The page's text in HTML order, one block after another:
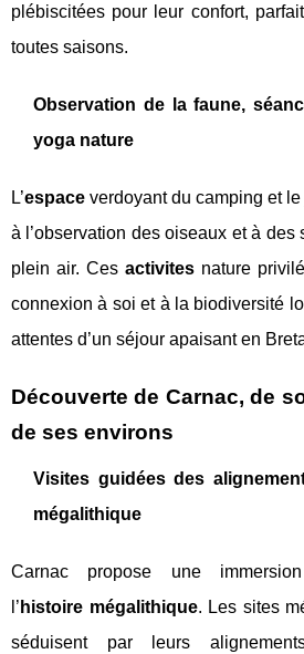
plébiscitées pour leur confort,
toutes saisons.
Observation de la faune,
yoga nature
L’espace verdoyant du camping et
à l’observation des oiseaux et à des
plein air. Ces activitesnature
connexion à soi et à la biodiversité
attentes d’un séjour apaisant en
Découverte de Carnac, de
de ses environs
Visites guidées des
mégalithique
Carnac propose une
l’ histoire mégalithique. Les sites
séduisent par leurs